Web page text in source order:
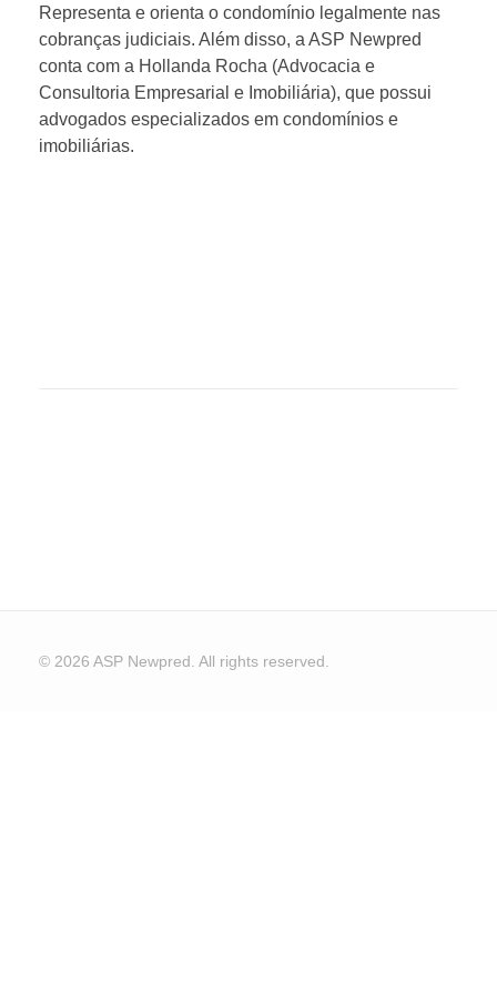
Representa e orienta o condomínio legalmente nas
cobranças judiciais. Além disso, a ASP Newpred
conta com a Hollanda Rocha (Advocacia e
Consultoria Empresarial e Imobiliária), que possui
advogados especializados em condomínios e
imobiliárias.
© 2026 ASP Newpred. All rights reserved.